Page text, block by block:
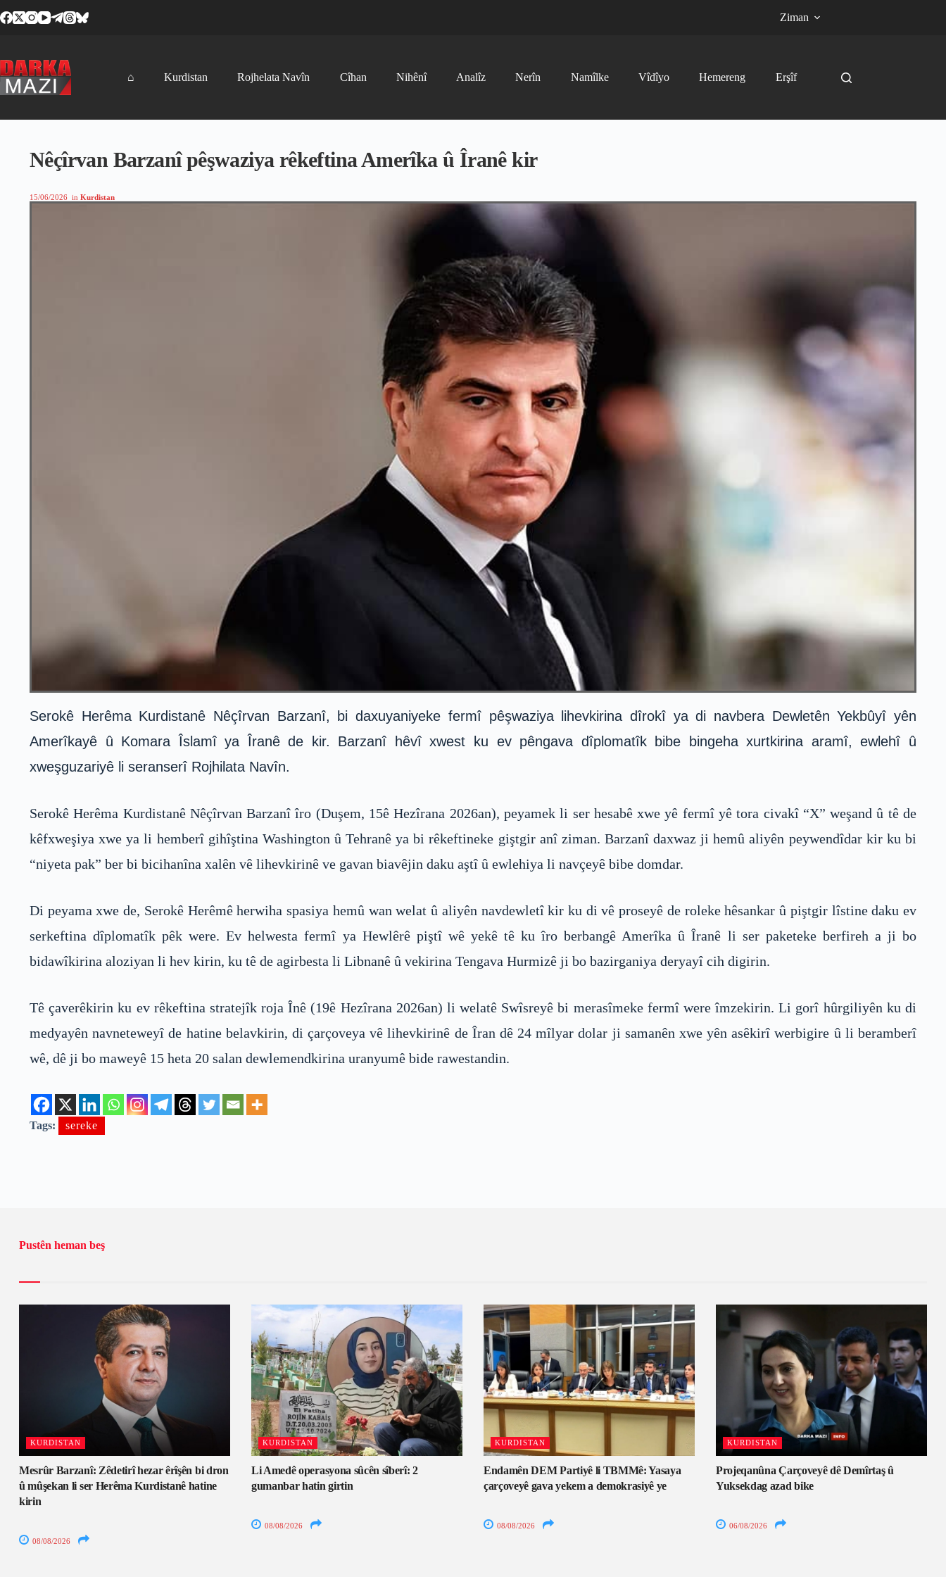
to
Ziman
⌂ Kurdistan Rojhelata Navîn Cîhan Nihênî Analîz Nerîn Namîlke Vîdîyo Hemereng Erşîf
Nêçîrvan Barzanî pêşwaziya rêkeftina Amerîka û Îranê kir
15/06/2026 in Kurdistan
Serokê Herêma Kurdistanê Nêçîrvan Barzanî, bi daxuyaniyeke fermî pêşwaziya lihevkirina dîrokî ya di navbera Dewletên Yekbûyî yên
Amerîkayê û Komara Îslamî ya Îranê de kir. Barzanî hêvî xwest ku ev pêngava dîplomatîk bibe bingeha xurtkirina aramî, ewlehî û
xweşguzariyê li seranserî Rojhilata Navîn.
Serokê Herêma Kurdistanê Nêçîrvan Barzanî îro (Duşem, 15ê Hezîrana 2026an), peyamek li ser hesabê xwe yê fermî yê tora civakî “X” weşand û tê de
kêfxweşiya xwe ya li hemberî gihîştina Washington û Tehranê ya bi rêkeftineke giştgir anî ziman. Barzanî daxwaz ji hemû aliyên peywendîdar kir ku bi
“niyeta pak” ber bi bicihanîna xalên vê lihevkirinê ve gavan biavêjin daku aştî û ewlehiya li navçeyê bibe domdar.
Di peyama xwe de, Serokê Herêmê herwiha spasiya hemû wan welat û aliyên navdewletî kir ku di vê proseyê de roleke hêsankar û piştgir lîstine daku ev
serkeftina dîplomatîk pêk were. Ev helwesta fermî ya Hewlêrê piştî wê yekê tê ku îro berbangê Amerîka û Îranê li ser paketeke berfireh a ji bo
bidawîkirina aloziyan li hev kirin, ku tê de agirbesta li Libnanê û vekirina Tengava Hurmizê ji bo bazirganiya deryayî cih digirin.
Tê çaverêkirin ku ev rêkeftina stratejîk roja Înê (19ê Hezîrana 2026an) li welatê Swîsreyê bi merasîmeke fermî were îmzekirin. Li gorî hûrgiliyên ku di
medyayên navneteweyî de hatine belavkirin, di çarçoveya vê lihevkirinê de Îran dê 24 mîlyar dolar ji samanên xwe yên asêkirî werbigire û li beramberî
wê, dê ji bo maweyê 15 heta 20 salan dewlemendkirina uranyumê bide rawestandin.
Tags: sereke
Pustên heman beş
KURDISTAN
Mesrûr Barzanî: Zêdetirî hezar êrîşên bi dron
û mûşekan li ser Herêma Kurdistanê hatine
kirin
08/08/2026
KURDISTAN
Li Amedê operasyona sûcên sîberî: 2
gumanbar hatin girtin
08/08/2026
KURDISTAN
Endamên DEM Partiyê li TBMMê: Yasaya
çarçoveyê gava yekem a demokrasiyê ye
08/08/2026
KURDISTAN
Projeqanûna Çarçoveyê dê Demîrtaş û
Yuksekdag azad bike
06/08/2026